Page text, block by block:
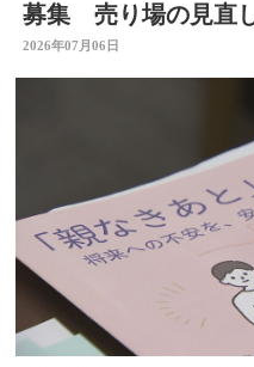
募集 売り場の見直
制構築のため」
2026年07月06日